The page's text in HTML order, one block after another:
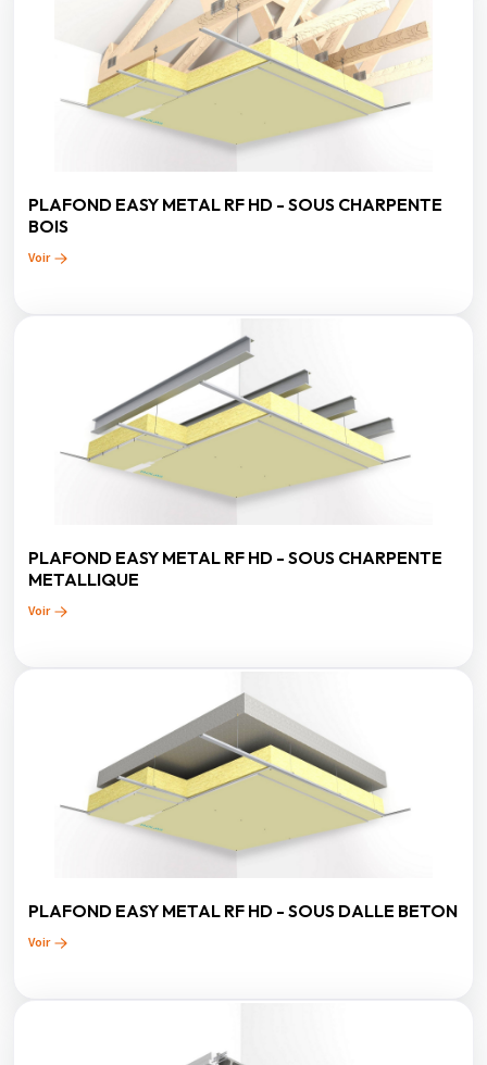
PLAFOND EASY METAL RF HD - SOUS CHARPENTE
BOIS
Voir
PLAFOND EASY METAL RF HD - SOUS CHARPENTE
METALLIQUE
Voir
PLAFOND EASY METAL RF HD - SOUS DALLE BETON
Voir